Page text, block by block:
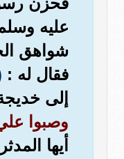
عليه
شواهق
فقال له :
إلى
وصبوا
أيها